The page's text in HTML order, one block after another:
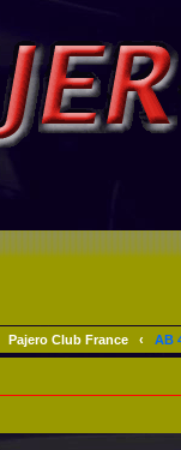
Pajero Club France ‹ AB